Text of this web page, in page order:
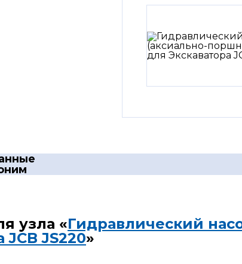
узла «Гидравлический
JCB JS220»